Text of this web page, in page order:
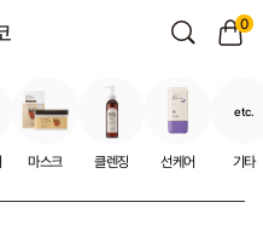
0
마스크 클렌징 선케어
etc.
기타